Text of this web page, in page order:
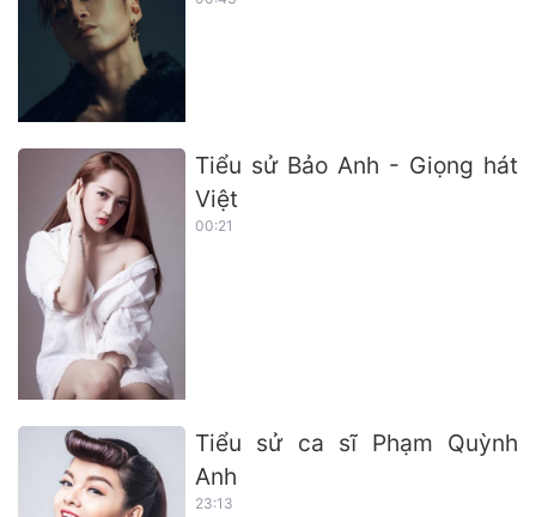
Tiểu sử Bảo Anh - Giọng hát
Việt
00:21
Tiểu sử ca sĩ Phạm Quỳnh
Anh
23:13